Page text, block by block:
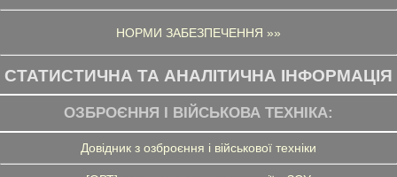
НОРМИ ЗАБЕЗПЕЧЕННЯ »»
СТАТИСТИЧНА ТА АНАЛІТИЧНА ІНФОРМАЦІЯ
ОЗБРОЄННЯ І ВІЙСЬКОВА ТЕХНІКА:
Довідник з озброєння і військової техніки